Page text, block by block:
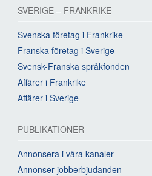
SVERIGE – FRANKRIKE
Svenska företag i Frankrike
Franska företag i Sverige
Svensk-Franska språkfonden
Affärer i Frankrike
Affärer i Sverige
PUBLIKATIONER
Annonsera i våra kanaler
Annonser jobberbjudanden